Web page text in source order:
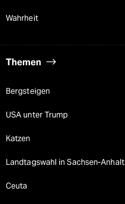
Wahrheit
Themen
Bergsteigen
USA unter Trump
Katzen
Landtagswahl in Sachsen-Anhalt
Ceuta